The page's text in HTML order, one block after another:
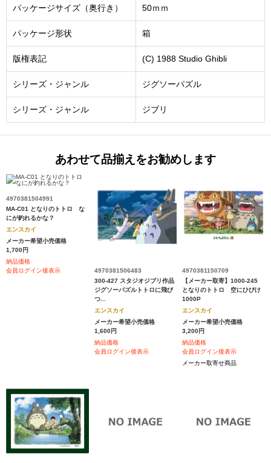
パッケージサイズ（奥行き） 50ｍｍ
パッケージ形状 箱
版権表記 (C) 1988 Studio Ghibli
シリーズ・ジャンル ジグソーパズル
シリーズ・ジャンル ジブリ
あわせて品揃えをお勧めします
4970381504991
MA-C01 となりのトトロ な
にが釣れるかな？
エンスカイ
メーカー希望小売価格
1,700円
納品価格
会員ログイン後表示
4970381506483
300-427 スタジオジブリ作品
ジグソーパズルトトロに飛び
つ...
エンスカイ
メーカー希望小売価格
1,600円
納品価格
会員ログイン後表示
4970381150709
【メーカー取寄】1000-245
となりのトトロ 空にひびけ
1000P
エンスカイ
メーカー希望小売価格
3,200円
納品価格
会員ログイン後表示
メーカー取寄せ商品